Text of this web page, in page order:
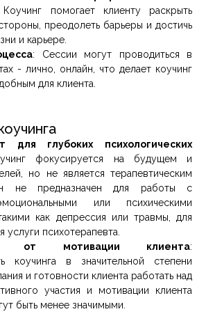
помогает клиенту раскрыть
преодолеть барьеры и достичь
и карьере.
: Сессии могут проводиться в
- лично, онлайн, что делает коучинг
для клиента.
для глубоких психологических
фокусируется на будущем и
но не является терапевтическим
не предназначен для работы с
или психическими
как депрессия или травмы, для
услуги психотерапевта.
от мотивации клиента:
коучинга в значительной степени
и готовности клиента работать над
участия и мотивации клиента
быть менее значимыми.